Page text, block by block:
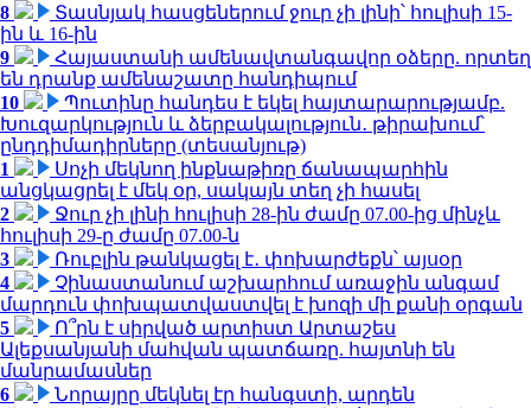
8
Տասնյակ հասցեներում ջուր չի լինի՝ հուլիսի 15-
ին և 16-ին
9
Հայաստանի ամենավտանգավոր օձերը. որտեղ
են դրանք ամենաշատը հանդիպում
10
Պուտինը հանդես է եկել հայտարարությամբ.
Խուզարկություն և ձերբակալություն․ թիրախում՝
ընդդիմադիրները (տեսանյութ)
1
Սոչի մեկնող ինքնաթիռը ճանապարհին
անցկացրել է մեկ օր, սակայն տեղ չի հասել
2
Ջուր չի լինի հուլիսի 28-ին ժամը 07.00-ից մինչև
հուլիսի 29-ը ժամը 07.00-ն
3
Ռուբլին թանկացել է․ փոխարժեքն՝ այսօր
4
Չինաստանում աշխարհում առաջին անգամ
մարդուն փոխպատվաստվել է խոզի մի քանի օրգան
5
Ո՞րն է սիրված արտիստ Արտաշես
Ալեքսանյանի մահվան պատճառը. հայտնի են
մանրամասներ
6
Նորայրը մեկնել էր հանգստի, արդեն